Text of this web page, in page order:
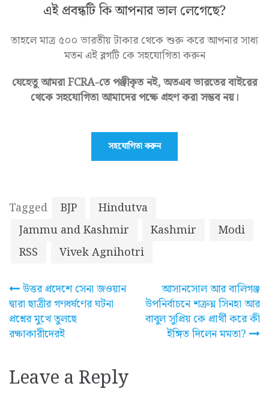
এই প্রবন্ধটি কি আপনার ভাল লেগেছে?
তাহলে মাত্র ৫০০ ভারতীয় টাকার থেকে শুরু করে আপনার সাধ্য
মতন এই ব্লগটি কে সহযোগিতা করুন
যেহেতু আমরা FCRA-তে পঞ্জীকৃত নই, অতএব ভারতের বাইরের
থেকে সহযোগিতা আমাদের পক্ষে গ্রহণ করা সম্ভব নয়।
সহযোগিতা করুন
Tagged BJP
Hindutva
Jammu and Kashmir
Kashmir
Modi
RSS
Vivek Agnihotri
Post
navigation
উত্তর প্রদেশে সেনা জওয়ান
দ্বারা ছাত্রীর গণধর্ষণের ঘটনা
প্রশ্নের মুখে তুলছে
রক্ষাকারীদেরই
আসানসোল আর বালিগঞ্জ
উপনির্বাচনে শত্রুঘ্ন সিনহা আর
বাবুল সুপ্রিয় কে প্রার্থী করে কী
ইঙ্গিত দিলেন মমতা?
Leave a Reply